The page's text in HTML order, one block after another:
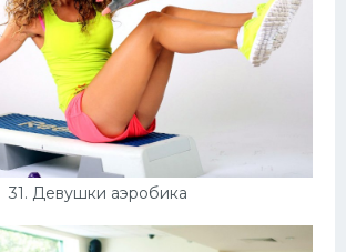
31. Девушки аэробика